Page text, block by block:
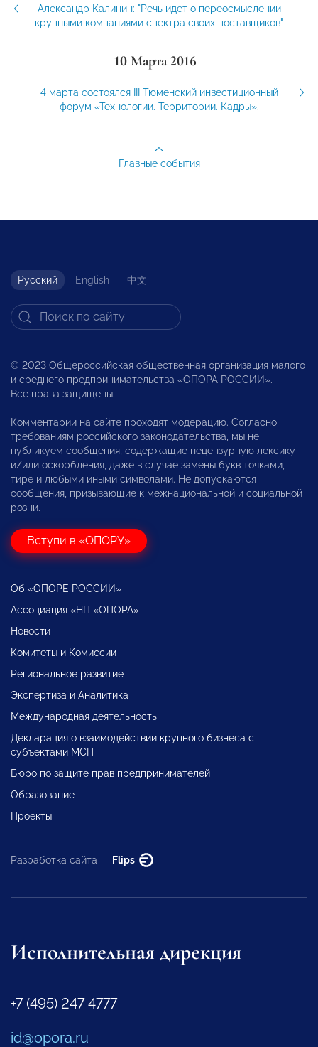
Александр Калинин: "Речь идет о переосмыслении
крупными компаниями спектра своих поставщиков"
10 Марта 2016
4 марта состоялся III Тюменский инвестиционный
форум «Технологии. Территории. Кадры».
Главные события
Русский English 中文
© 2023 Общероссийская общественная организация малого
и среднего предпринимательства «ОПОРА РОССИИ».
Все права защищены.
Комментарии на сайте проходят модерацию. Согласно
требованиям российского законодательства, мы не
публикуем сообщения, содержащие нецензурную лексику
и/или оскорбления, даже в случае замены букв точками,
тире и любыми иными символами. Не допускаются
сообщения, призывающие к межнациональной и социальной
розни.
Вступи в «ОПОРУ»
Об «ОПОРЕ РОССИИ»
Ассоциация «НП «ОПОРА»
Новости
Комитеты и Комиссии
Региональное развитие
Экспертиза и Аналитика
Международная деятельность
Декларация о взаимодействии крупного бизнеса с
субъектами МСП
Бюро по защите прав предпринимателей
Образование
Проекты
Разработка сайта — Flips
Исполнительная дирекция
+7 (495) 247 4777
id@opora.ru